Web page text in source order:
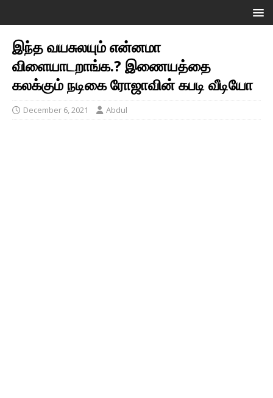
இந்த வயசுலயும் என்னமா
விளையாடறாங்க.? இணையத்தை
கலக்கும் நடிகை ரோஜாவின் கபடி வீடியோ
December 6, 2021 Abdul